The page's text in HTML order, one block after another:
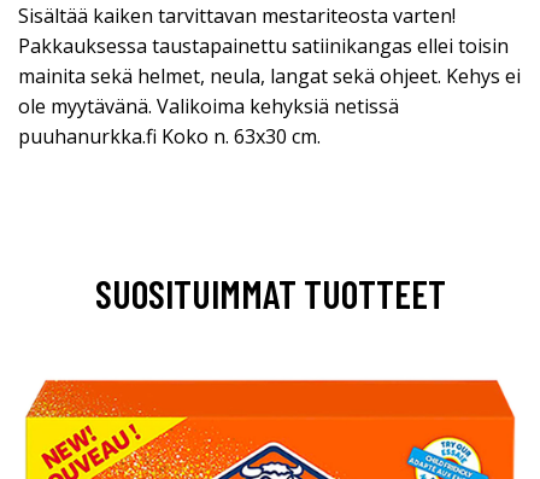
Sisältää kaiken tarvittavan mestariteosta varten!
Pakkauksessa taustapainettu satiinikangas ellei toisin
mainita sekä helmet, neula, langat sekä ohjeet. Kehys ei
ole myytävänä. Valikoima kehyksiä netissä
puuhanurkka.fi Koko n. 63x30 cm.
SUOSITUIMMAT TUOTTEET